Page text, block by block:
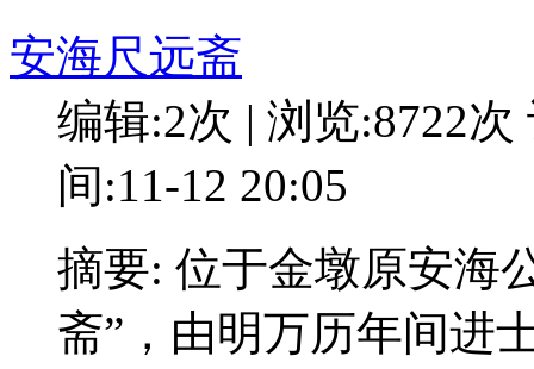
安海尺远斋
编辑:2次 | 浏览:8722次
间:11-12 20:05
摘要: 位于金墩原安海
斋”，由明万历年间进